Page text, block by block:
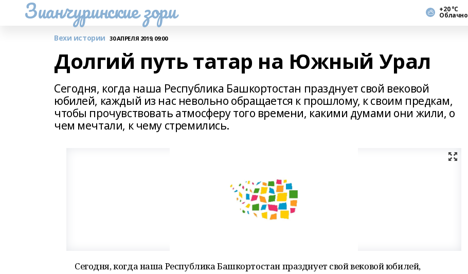
Зианчуринские зори +20 °С
Облачно
Вехи истории 30 АПРЕЛЯ 2019, 09:00
Долгий путь татар на Южный Урал
Сегодня, когда наша Республика Башкортостан празднует свой вековой
юбилей, каждый из нас невольно обращается к прошлому, к своим предкам,
чтобы прочувствовать атмосферу того времени, какими думами они жили, о
чем мечтали, к чему стремились.
Сегодня, когда наша Республика Башкортостан празднует свой вековой юбилей,